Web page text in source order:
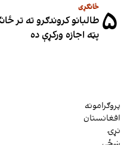
۵ ځانګړی
طالبانو کروندګرو ته تر
پټه اجازه ورکړې ده
پروګرامونه
افغانستان
نړۍ